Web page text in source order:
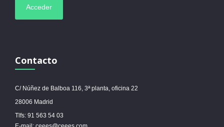
Contacto
C/ Núñez de Balboa 116, 3ª planta, oficina 22
28006 Madrid
Tlfs: 91 563 54 03